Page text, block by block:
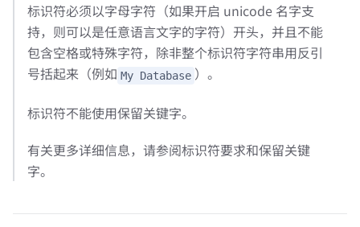
标识符必须以字母字符（如果开启 unicode 名字支
持，则可以是任意语言文字的字符）开头，并且不能
包含空格或特殊字符，除非整个标识符字符串用反引
号括起来（例如 My Database ）。
标识符不能使用保留关键字。
有关更多详细信息，请参阅标识符要求和保留关键
字。